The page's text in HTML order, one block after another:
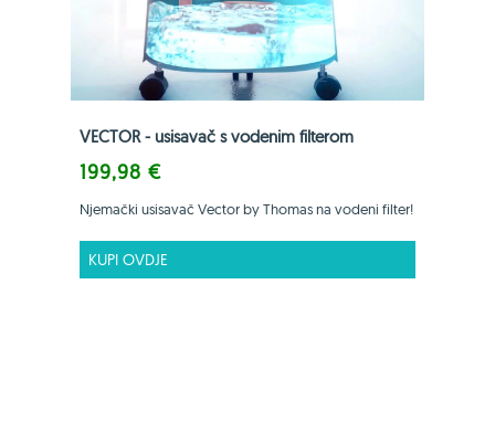
VECTOR - usisavač s vodenim filterom
199,98 €
Njemački usisavač Vector by Thomas na vodeni filter!
KUPI OVDJE